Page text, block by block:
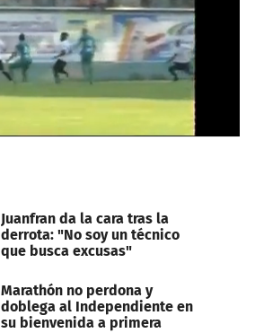
Juanfran da la cara tras la
derrota: "No soy un técnico
que busca excusas"
Marathón no perdona y
doblega al Independiente en
su bienvenida a primera